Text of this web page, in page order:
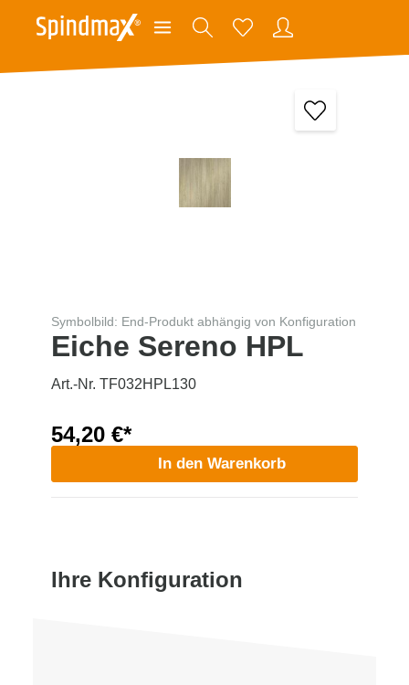
Symbolbild: End-Produkt abhängig von Konfiguration
Eiche Sereno HPL
Art.-Nr. TF032HPL130
54,20 €*
In den Warenkorb
Ihre Konfiguration